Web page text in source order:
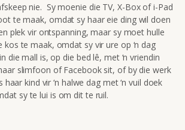
nie. Sy moenie die TV, X-Box of i-Pad
te maak, omdat sy haar eie ding wil doen
plek vir ontspanning, maar sy moet hulle
kos te maak, omdat sy vir ure op ‘n dag
die mall is, op die bed lê, met ‘n vriendin
slimfoon of Facebook sit, of by die werk
kind vir ‘n halwe dag met ‘n vuil doek
sy te lui is om dit te ruil.